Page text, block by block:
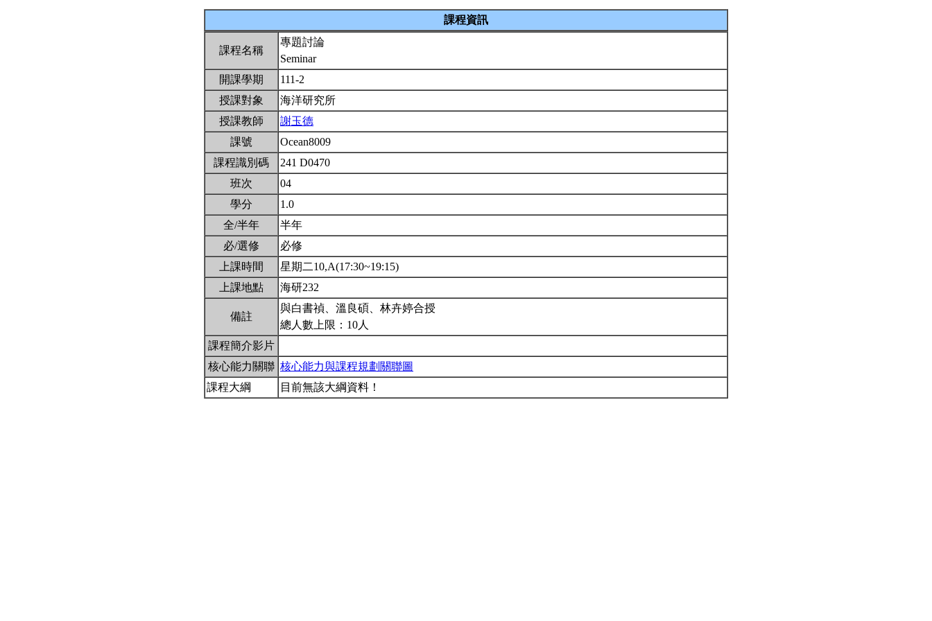
課程資訊
課程名稱
專題討論
Seminar
開課學期
111-2
授課對象
海洋研究所
授課教師
謝玉德
課號
Ocean8009
課程識別碼
241 D0470
班次
04
學分
1.0
全/半年
半年
必/選修
必修
上課時間
星期二10,A(17:30~19:15)
上課地點
海研232
備註
與白書禎、溫良碩、林卉婷合授
總人數上限：10人
課程簡介影片
核心能力關聯 核心能力與課程規劃關聯圖
課程大綱
目前無該大綱資料！